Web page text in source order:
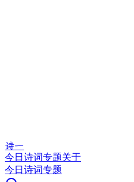
诗一
今日 诗词专题关于
今日 诗词专题